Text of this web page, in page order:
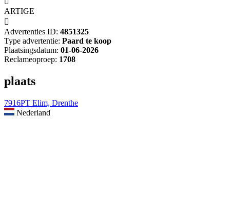
ARTIGE

Advertenties ID: 4851325
Type advertentie: Paard te koop
Plaatsingsdatum: 01-06-2026
Reclameoproep: 1708
plaats
7916PT Elim, Drenthe
Nederland